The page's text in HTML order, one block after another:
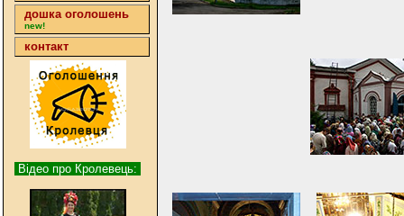
дошка оголошень
new!
контакт
Відео про Кролевець: